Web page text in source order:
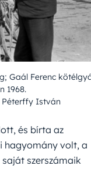
Gaál Ferenc
1968.
István
és bírta az
hagyomány volt, a
szerszámaik